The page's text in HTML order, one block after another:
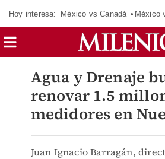
Hoy interesa: México vs Canadá México
Agua y Drenaje
renovar 1.5
medidores en
Juan Ignacio Barragán,